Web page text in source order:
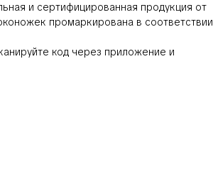
и сертифицированная продукция от
промаркирована в соответствии
код через приложение и